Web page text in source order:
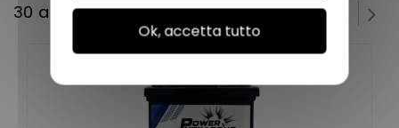
30 altri prodotti della stessa categoria:
Ok, accetta tutto